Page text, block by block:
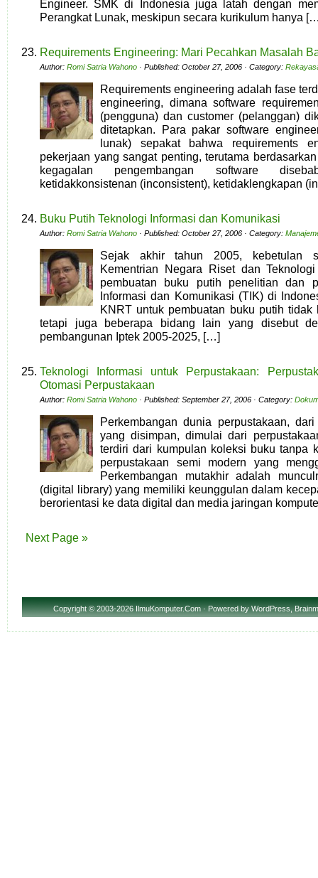
Engineer. SMK di Indonesia juga latah dengan
Perangkat Lunak, meskipun secara kurikulum hanya
Requirements Engineering: Mari Pecahkan Masalah
Author: Romi Satria Wahono · Published: October 27, 2006 · Category:
Requirements engineering adalah fase
engineering, dimana software
(pengguna) dan customer (pelanggan)
ditetapkan. Para pakar software
lunak) sepakat bahwa requirements
pekerjaan yang sangat penting, terutama
kegagalan pengembangan software
ketidakkonsistenan (inconsistent), ketidaklengkapan
Buku Putih Teknologi Informasi dan Komunikasi
Author: Romi Satria Wahono · Published: October 27, 2006 · Category:
Sejak akhir tahun 2005, kebetulan
Kementrian Negara Riset dan
pembuatan buku putih penelitian dan
Informasi dan Komunikasi (TIK) di
KNRT untuk pembuatan buku putih
tetapi juga beberapa bidang lain yang disebut
pembangunan Iptek 2005-2025, […]
Teknologi Informasi untuk Perpustakaan:
Otomasi Perpustakaan
Author: Romi Satria Wahono · Published: September 27, 2006 · Category:
Perkembangan dunia perpustakaan,
yang disimpan, dimulai dari
terdiri dari kumpulan koleksi buku tanpa
perpustakaan semi modern yang
Perkembangan mutakhir adalah
(digital library) yang memiliki keunggulan dalam
berorientasi ke data digital dan media jaringan
Next Page »
Copyright© 2003-2026 IlmuKomputer.Com · Powered byWordPress,